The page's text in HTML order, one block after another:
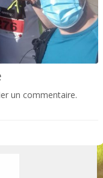
un commentaire.